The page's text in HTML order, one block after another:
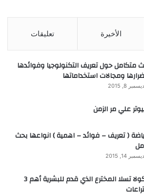
الأخيرة تعليقات
متكامل حول تعريف التكنولوجيا وفوائدها
ومجالات استخداماتها
ديسمبر 8, 2015
علي مر الزمن
( تعريف – فوائد – اهمية ) انواعها بحث
ديسمبر 14, 2015
نيكولا تسلا المخترع الذي قدم للبشرية أهم 3